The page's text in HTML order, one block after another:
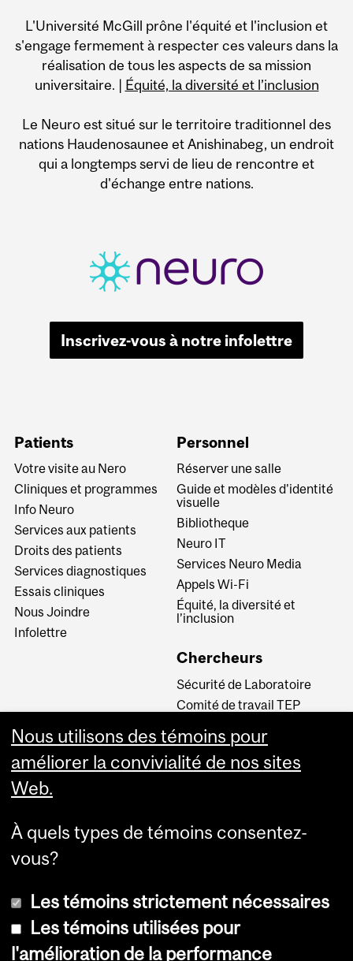
L'Université McGill prône l'équité et l'inclusion et
s'engage fermement à respecter ces valeurs dans la
réalisation de tous les aspects de sa mission
universitaire. | Équité, la diversité et l’inclusion
Le Neuro est situé sur le territoire traditionnel des
nations Haudenosaunee et Anishinabeg, un endroit
qui a longtemps servi de lieu de rencontre et
d'échange entre nations.
Inscrivez-vous à notre infolettre
Patients
Votre visite au Nero
Cliniques et programmes
Info Neuro
Services aux patients
Droits des patients
Services diagnostiques
Essais cliniques
Nous Joindre
Infolettre
Personnel
Réserver une salle
Guide et modèles d'identité
visuelle
Bibliotheque
Neuro IT
Services Neuro Media
Appels Wi-Fi
Équité, la diversité et
l’inclusion
Chercheurs
Sécurité de Laboratoire
Comité de travail TEP
Comité d’éthique de la
recherche du CUSM
Carrière au Neuro
Nous utilisons des témoins pour
améliorer la convivialité de nos sites
Web.
À quels types de témoins consentez-
vous?
Les témoins strictement nécessaires
Les témoins utilisées pour
l'amélioration de la performance